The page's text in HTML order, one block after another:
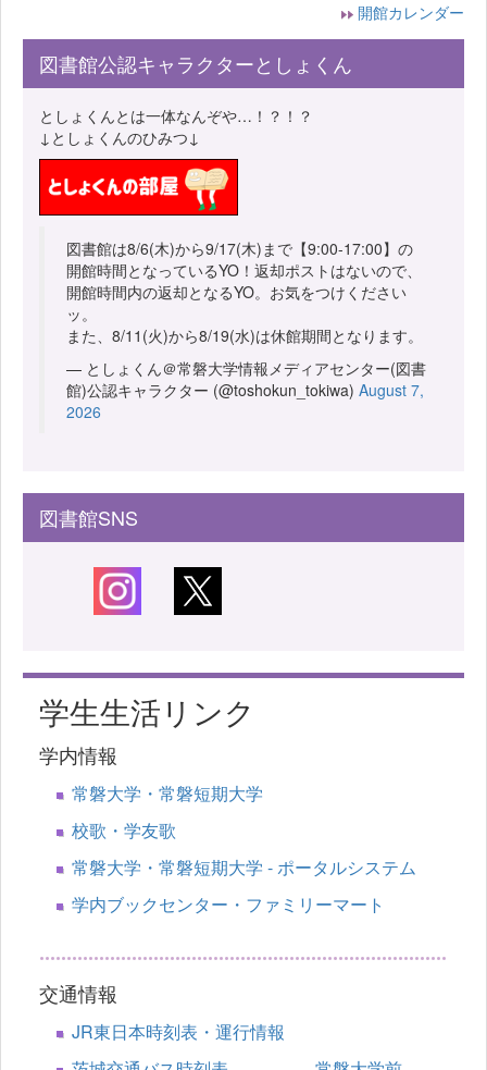
開館カレンダー
図書館公認キャラクターとしょくん
としょくんとは一体なんぞや…！？！？
↓としょくんのひみつ↓
図書館は8/6(木)から9/17(木)まで【9:00-17:00】の
開館時間となっているYO！返却ポストはないので、
開館時間内の返却となるYO。お気をつけください
ッ。
また、8/11(火)から8/19(水)は休館期間となります。
— としょくん＠常磐大学情報メディアセンター(図書
館)公認キャラクター (@toshokun_tokiwa) August 7,
2026
図書館SNS
学生生活リンク
学内情報
常磐大学・常磐短期大学
校歌・学友歌
常磐大学・常磐短期大学 - ポータルシステム
学内ブックセンター・ファミリーマート
交通情報
JR東日本時刻表・運行情報